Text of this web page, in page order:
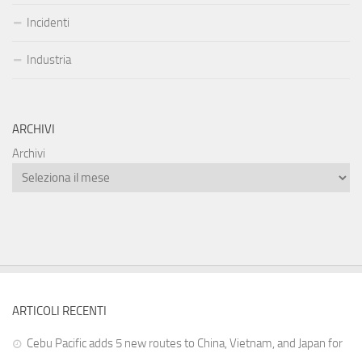
Incidenti
Industria
ARCHIVI
Archivi
ARTICOLI RECENTI
Cebu Pacific adds 5 new routes to China, Vietnam, and Japan for